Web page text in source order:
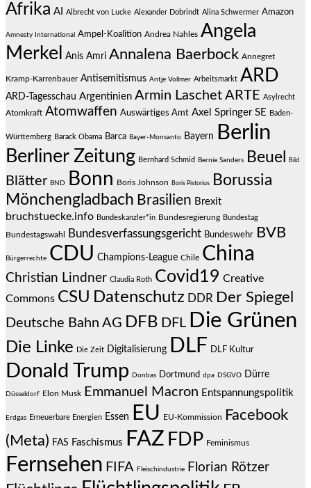
Afrika AI Albrecht von Lucke Alexander Dobrindt Alina Schwermer Amazon
Amnesty International Ampel-Koalition Andrea Nahles Angela
Merkel
Anis Amri Annalena Baerbock Annegret
Kramp-Karrenbauer Antisemitismus Antje Vollmer Arbeitsmarkt ARD
ARD-Tagesschau Argentinien Armin Laschet ARTE Asylrecht
Atomkraft Atomwaffen Auswärtiges Amt Axel Springer SE Baden-
Württemberg Barack Obama Barca Bayer-Monsanto Bayern Berlin
Berliner Zeitung Bernhard Schmid Bernie Sanders Beuel Bild
Blätter BND Bonn Boris Johnson Boris Pistorius
Borussia
Mönchengladbach Brasilien Brexit
bruchstuecke.info Bundeskanzler*in Bundesregierung Bundestag
Bundestagswahl Bundesverfassungsgericht Bundeswehr BVB
Bürgerrechte CDU Champions-League Chile China
Christian Lindner Claudia Roth Covid19 Creative
Commons CSU Datenschutz DDR Der Spiegel
Deutsche Bahn AG DFB DFL Die Grünen
Die Linke Die Zeit Digitalisierung DLF DLF Kultur
Donald Trump Donbas Dortmund dpa DSGVO Dürre
Düsseldorf Elon Musk Emmanuel Macron Entspannungspolitik
Erdgas Erneuerbare Energien Essen EU EU-Kommission
Facebook
(Meta) FAS Faschismus FAZ FDP Feminismus
Fernsehen FIFA Fleischindustrie Florian Rötzer